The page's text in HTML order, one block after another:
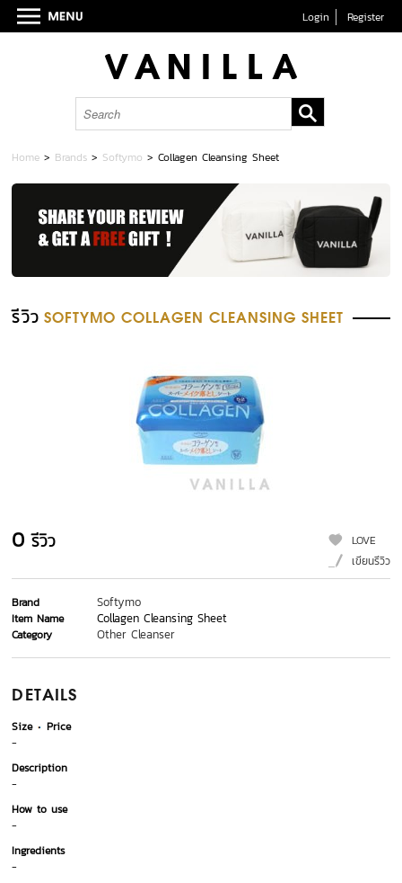
Login Register
Home > Brands > Softymo >Collagen Cleansing Sheet
รีวิว SOFTYMO COLLAGEN CLEANSING SHEET
0 รีวิว
LOVE
เขียนรีวิว
Brand Softymo
Item Name Collagen Cleansing Sheet
Category Other Cleanser
DETAILS
Size
Price
-
Description
-
How to use
-
Ingredients
-